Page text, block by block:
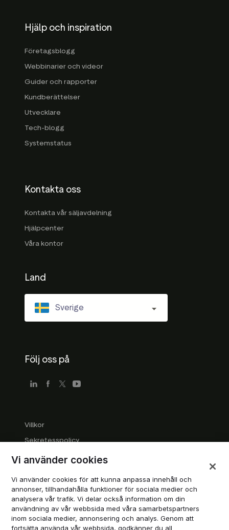
Hjälp och inspiration
Företagsblogg
Webbinarier och videor
Guider och rapporter
Kundberättelser
Utvecklare
Tech-blogg
Systemstatus
Kontakta oss
Kontakta vår säljavdelning
Hjälpcenter
Våra kontor
Land
Sverige
Följ oss på
Villkor
Sekretesspolicy
Riktlinjer för företag
Hantera cookies
Modern Slavery Statement
Vi använder cookies
Vi använder cookies för att kunna anpassa innehåll och
annonser, tillhandahålla funktioner för sociala medier och
analysera vår trafik. Vi delar också information om din
användning av vår webbsida med våra samarbetspartners
inom sociala medier, annonsering och analys. Genom att
fortsätta använda vår webbsida, godkänner du all